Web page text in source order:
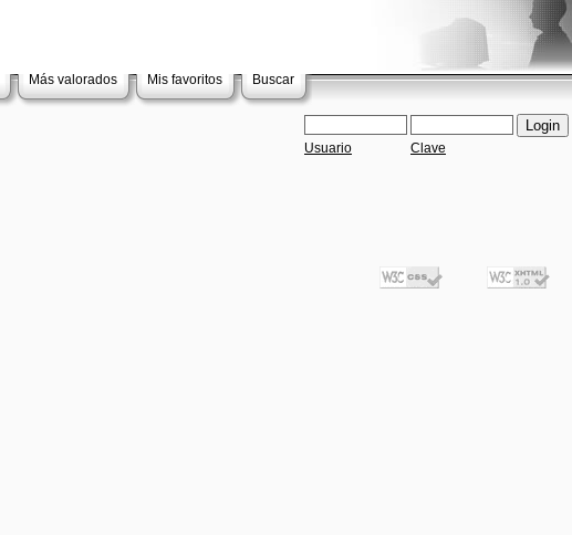
Más valorados Mis favoritos Buscar
Usuario Clave